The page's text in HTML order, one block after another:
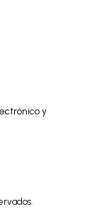
y